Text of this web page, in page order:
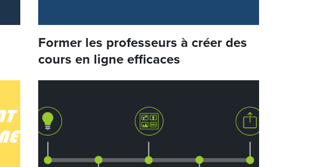
Former les professeurs à créer des
cours en ligne efficaces